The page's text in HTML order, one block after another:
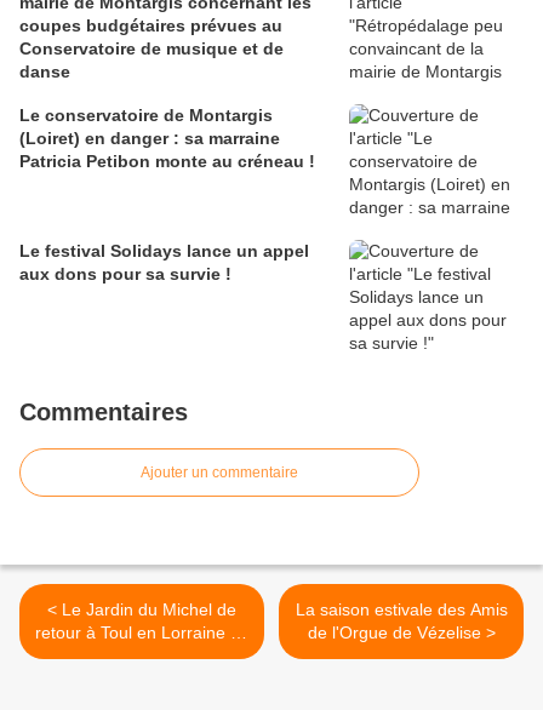
coupes budgétaires prévues au
Conservatoire de musique et de
danse
Le conservatoire de Montargis
(Loiret) en danger : sa marraine
Patricia Petibon monte au créneau !
Le festival Solidays lance un appel
aux dons pour sa survie !
Commentaires
Ajouter un commentaire
< Le Jardin du Michel de
retour à Toul en Lorraine du
3 au 5 juin
La saison estivale des Amis
de l'Orgue de Vézelise >